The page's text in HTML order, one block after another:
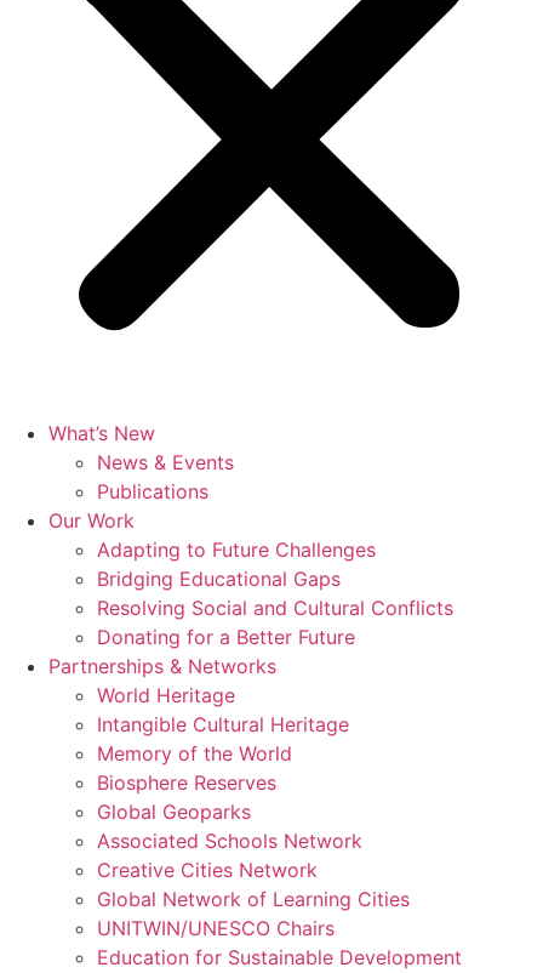
What’s New
News & Events
Publications
Our Work
Adapting to Future Challenges
Bridging Educational Gaps
Resolving Social and Cultural Conflicts
Donating for a Better Future
Partnerships & Networks
World Heritage
Intangible Cultural Heritage
Memory of the World
Biosphere Reserves
Global Geoparks
Associated Schools Network
Creative Cities Network
Global Network of Learning Cities
UNITWIN/UNESCO Chairs
Education for Sustainable Development